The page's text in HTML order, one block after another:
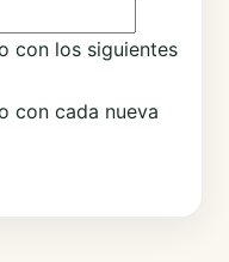
con los siguientes
con cada nueva